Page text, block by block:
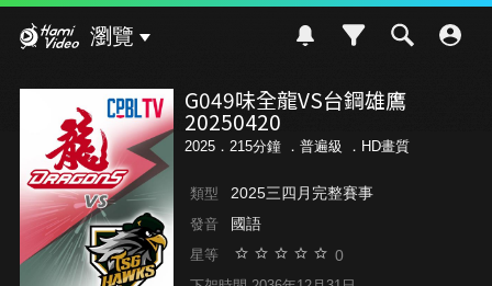
瀏覽
G049味全龍VS台鋼雄鷹
20250420
2025．215分鐘 ． 普遍級 ．HD畫質
類型 2025三四月完整賽事
發音 國語
星等 0